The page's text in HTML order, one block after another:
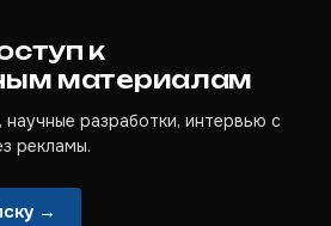
к
материалам
разработки, интервью с
рекламы.
→